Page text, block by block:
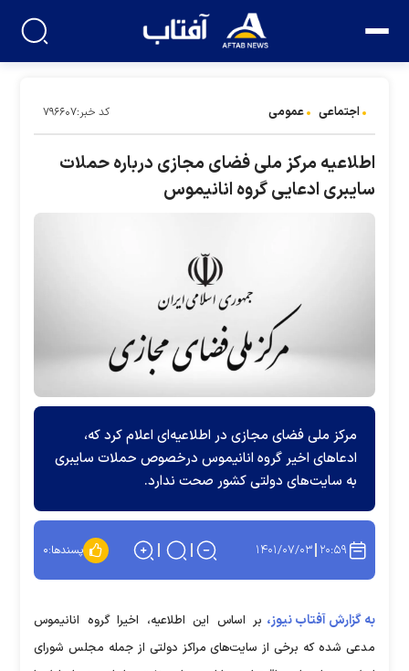
اجتماعی عمومی کد خبر:۷۹۶۶۰۷
اطلاعیه مرکز ملی فضای مجازی درباره حملات
سایبری ادعایی گروه انانیموس
مرکز ملی فضای مجازی در اطلاعیه‌ای اعلام کرد که،
ادعا‌های اخیر گروه انانیموس درخصوص حملات سایبری
به سایت‌های دولتی کشور صحت ندارد.
۲۰:۵۹ ۱۴۰۱/۰۷/۰۳ پسندها:۰
به گزارش آفتاب نیوز، بر اساس این اطلاعیه، اخیرا گروه انانیموس
مدعی شده که برخی از سایت‌های مراکز دولتی از جمله مجلس شورای